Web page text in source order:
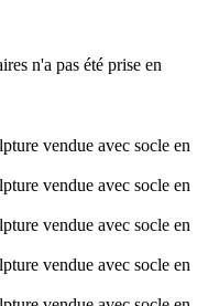
n'a pas été prise en